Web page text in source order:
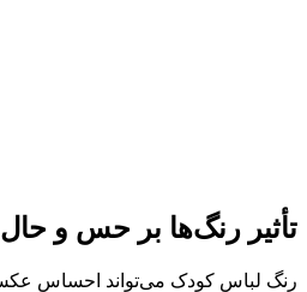
تأثیر رنگ‌ها بر حس و
رنگ لباس کودک می‌تواند احساس عکس